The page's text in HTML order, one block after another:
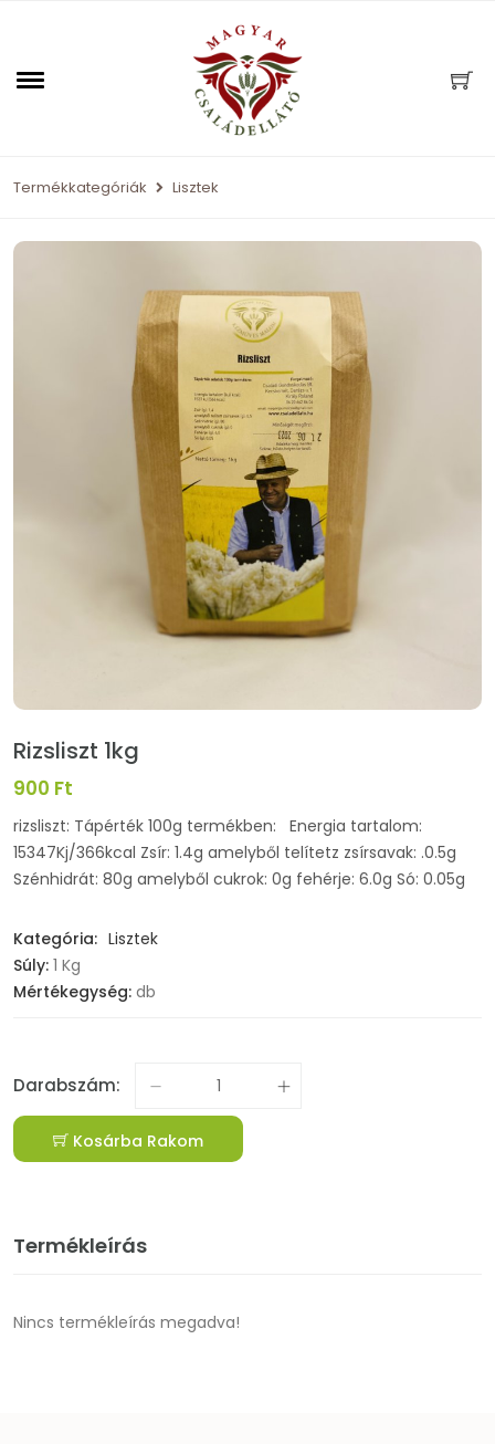
Termékkategóriák Lisztek
Rizsliszt 1kg
900 Ft
rizsliszt: Tápérték 100g termékben: Energia tartalom:
15347Kj/366kcal Zsír: 1.4g amelyből telítetz zsírsavak: .0.5g
Szénhidrát: 80g amelyből cukrok: 0g fehérje: 6.0g Só: 0.05g
Kategória: Lisztek
Súly: 1 Kg
Mértékegység: db
Darabszám:
Kosárba Rakom
Termékleírás
Nincs termékleírás megadva!